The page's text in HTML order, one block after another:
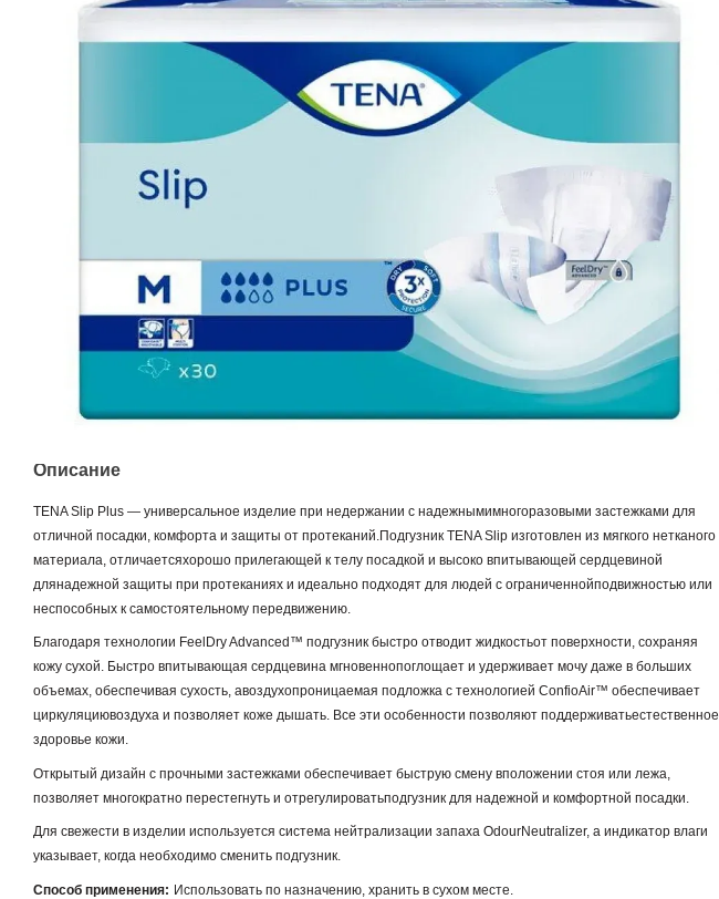
Описание
TENA Slip Plus — универсальное изделие при недержании с надежнымимногоразовыми застежками для
отличной посадки, комфорта и защиты от протеканий.Подгузник TENA Slip изготовлен из мягкого нетканого
материала, отличаетсяхорошо прилегающей к телу посадкой и высоко впитывающей сердцевиной
длянадежной защиты при протеканиях и идеально подходят для людей с ограниченнойподвижностью или
неспособных к самостоятельному передвижению.
Благодаря технологии FeelDry Advanced™ подгузник быстро отводит жидкостьот поверхности, сохраняя
кожу сухой. Быстро впитывающая сердцевина мгновеннопоглощает и удерживает мочу даже в больших
объемах, обеспечивая сухость, авоздухопроницаемая подложка с технологией ConfioAir™ обеспечивает
циркуляциювоздуха и позволяет коже дышать. Все эти особенности позволяют поддерживатьестественное
здоровье кожи.
Открытый дизайн с прочными застежками обеспечивает быструю смену вположении стоя или лежа,
позволяет многократно перестегнуть и отрегулироватьподгузник для надежной и комфортной посадки.
Для свежести в изделии используется система нейтрализации запаха OdourNeutralizer, а индикатор влаги
указывает, когда необходимо сменить подгузник.
Способ применения: Использовать по назначению, хранить в сухом месте.